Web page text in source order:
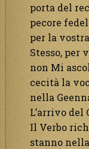
porta del
pecore
per la
Stesso, per
non Mi
cecità la
nella
L’arrivo
Il Verbo
stanno